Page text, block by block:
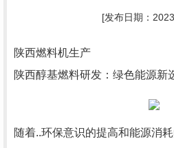
[发布日期：
陕西燃料机生产
陕西醇基燃料研发：绿色能源新
随着..环保意识的提高和能源消